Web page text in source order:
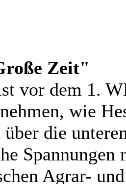
Zeit"
vor dem 1.
wie
die
Spannungen
Agrar-